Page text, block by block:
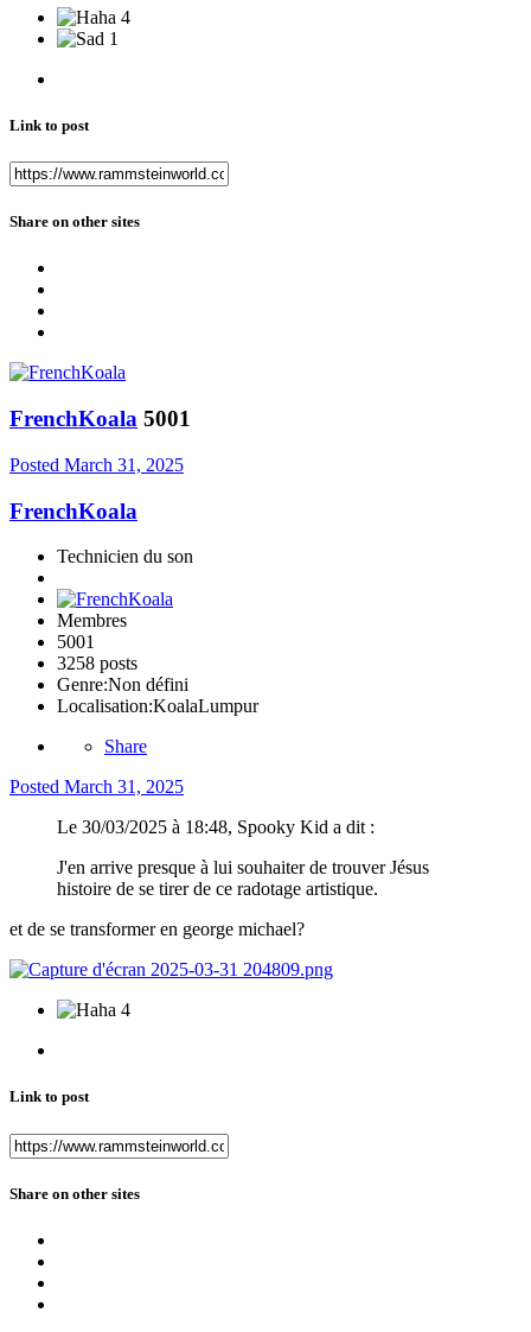
4
1
Link to post
Share on other sites
FrenchKoala 5001
Posted March 31, 2025
FrenchKoala
Technicien du son
Membres
5001
3258 posts
Genre:Non défini
Localisation:KoalaLumpur
Share
Posted March 31, 2025
Le 30/03/2025 à 18:48, Spooky Kid a dit :
J'en arrive presque à lui souhaiter de trouver Jésus
histoire de se tirer de ce radotage artistique.
et de se transformer en george michael?
4
Link to post
Share on other sites